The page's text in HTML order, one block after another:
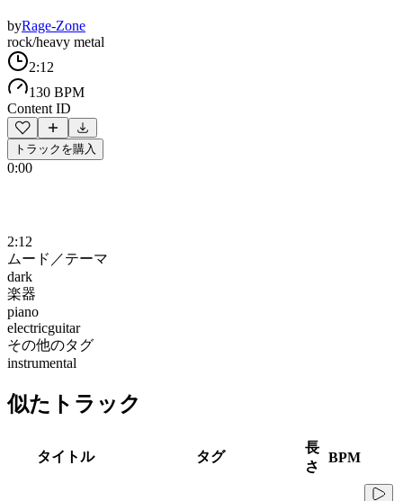
byRage-Zone
rock/heavy metal
2:12
130 BPM
Content ID
トラックを購入
0:00
2:12
ムード／テーマ
dark
楽器
piano
electricguitar
その他のタグ
instrumental
似たトラック
タイトル タグ
長
さ
BPM